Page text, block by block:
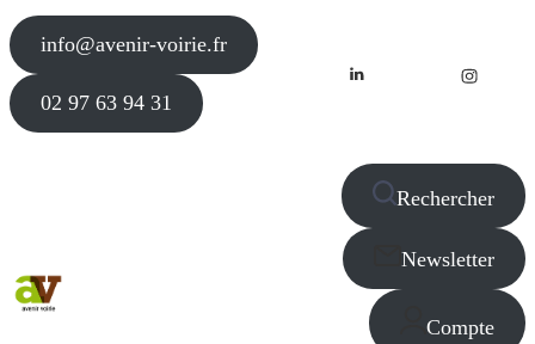
info@avenir-voirie.fr
02 97 63 94 31
Rechercher
Newsletter
Compte